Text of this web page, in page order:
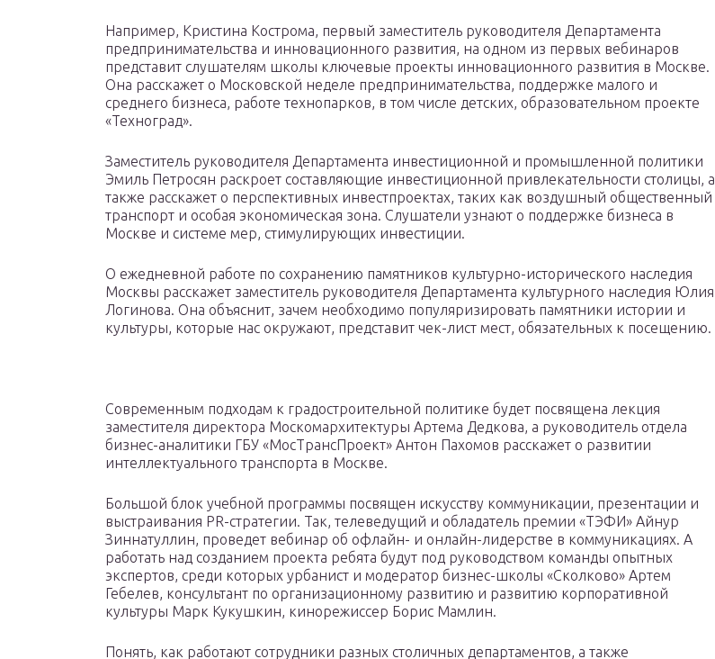
Например, Кристина Кострома, первый заместитель руководителя Департамента
предпринимательства и инновационного развития, на одном из первых вебинаров
представит слушателям школы ключевые проекты инновационного развития в Москве.
Она расскажет о Московской неделе предпринимательства, поддержке малого и
среднего бизнеса, работе технопарков, в том числе детских, образовательном проекте
«Техноград».
Заместитель руководителя Департамента инвестиционной и промышленной политики
Эмиль Петросян раскроет составляющие инвестиционной привлекательности столицы, а
также расскажет о перспективных инвестпроектах, таких как воздушный общественный
транспорт и особая экономическая зона. Слушатели узнают о поддержке бизнеса в
Москве и системе мер, стимулирующих инвестиции.
О ежедневной работе по сохранению памятников культурно-исторического наследия
Москвы расскажет заместитель руководителя Департамента культурного наследия Юлия
Логинова. Она объяснит, зачем необходимо популяризировать памятники истории и
культуры, которые нас окружают, представит чек-лист мест, обязательных к посещению.
Современным подходам к градостроительной политике будет посвящена лекция
заместителя директора Москомархитектуры Артема Дедкова, а руководитель отдела
бизнес-аналитики ГБУ «МосТрансПроект» Антон Пахомов расскажет о развитии
интеллектуального транспорта в Москве.
Большой блок учебной программы посвящен искусству коммуникации, презентации и
выстраивания PR-стратегии. Так, телеведущий и обладатель премии «ТЭФИ» Айнур
Зиннатуллин, проведет вебинар об офлайн- и онлайн-лидерстве в коммуникациях. А
работать над созданием проекта ребята будут под руководством команды опытных
экспертов, среди которых урбанист и модератор бизнес-школы «Сколково» Артем
Гебелев, консультант по организационному развитию и развитию корпоративной
культуры Марк Кукушкин, кинорежиссер Борис Мамлин.
Понять, как работают сотрудники разных столичных департаментов, а также